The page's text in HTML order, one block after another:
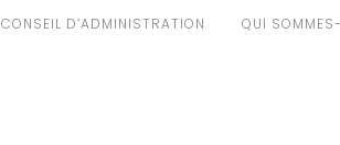
CONSEIL D’ADMINISTRATION QUI